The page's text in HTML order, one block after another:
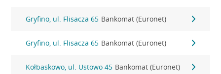
Gryfino, ul. Flisacza 65 Bankomat (Euronet)
Gryfino, ul. Flisacza 65 Bankomat (Euronet)
Kołbaskowo, ul. Ustowo 45 Bankomat (Euronet)